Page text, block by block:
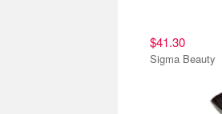
$41.30